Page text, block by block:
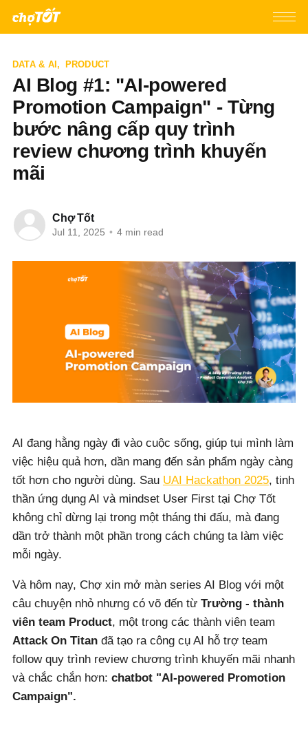
DATA & AI, PRODUCT
AI Blog #1: "AI-powered
Promotion Campaign" - Từng
bước nâng cấp quy trình
review chương trình khuyến
mãi
Chợ Tốt
Jul 11, 2025 • 4 min read
AI đang hằng ngày đi vào cuộc sống, giúp tụi mình làm
việc hiệu quả hơn, dần mang đến sản phẩm ngày càng
tốt hơn cho người dùng. Sau UAI Hackathon 2025, tinh
thần ứng dụng AI và mindset User First tại Chợ Tốt
không chỉ dừng lại trong một tháng thi đấu, mà đang
dần trở thành một phần trong cách chúng ta làm việc
mỗi ngày.
Và hôm nay, Chợ xin mở màn series AI Blog với một
câu chuyện nhỏ nhưng có võ đến từ Trường - thành
viên team Product, một trong các thành viên team
Attack On Titanđã tạo ra công cụ AI hỗ trợ team
follow quy trình review chương trình khuyến mãi nhanh
và chắc chắn hơn: chatbot "AI-powered Promotion
Campaign".